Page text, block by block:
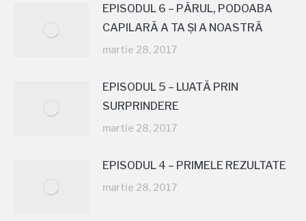
EPISODUL 6 – PĂRUL, PODOABA
CAPILARĂ A TA ŞI A NOASTRĂ
martie 28, 2017
EPISODUL 5 – LUATĂ PRIN
SURPRINDERE
martie 28, 2017
EPISODUL 4 – PRIMELE REZULTATE
martie 28, 2017